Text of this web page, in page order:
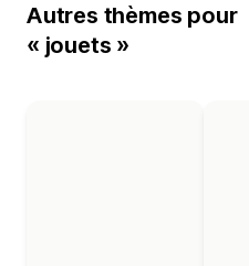
Autres thèmes pour
« jouets »